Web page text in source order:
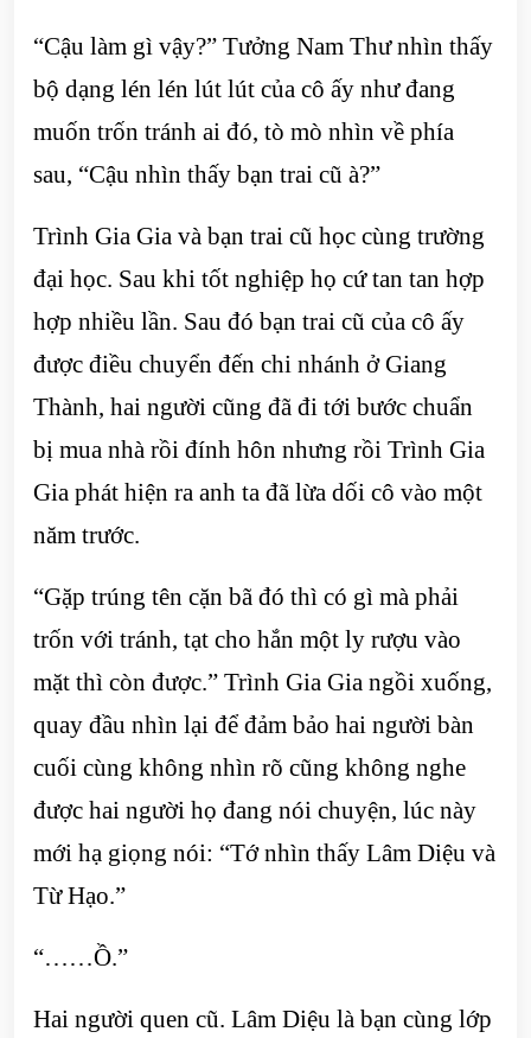
“Cậu làm gì vậy?” Tưởng Nam Thư nhìn thấy
bộ dạng lén lén lút lút của cô ấy như đang
muốn trốn tránh ai đó, tò mò nhìn về phía
sau, “Cậu nhìn thấy bạn trai cũ à?”
Trình Gia Gia và bạn trai cũ học cùng trường
đại học. Sau khi tốt nghiệp họ cứ tan tan hợp
hợp nhiều lần. Sau đó bạn trai cũ của cô ấy
được điều chuyển đến chi nhánh ở Giang
Thành, hai người cũng đã đi tới bước chuẩn
bị mua nhà rồi đính hôn nhưng rồi Trình Gia
Gia phát hiện ra anh ta đã lừa dối cô vào một
năm trước.
“Gặp trúng tên cặn bã đó thì có gì mà phải
trốn với tránh, tạt cho hắn một ly rượu vào
mặt thì còn được.” Trình Gia Gia ngồi xuống,
quay đầu nhìn lại để đảm bảo hai người bàn
cuối cùng không nhìn rõ cũng không nghe
được hai người họ đang nói chuyện, lúc này
mới hạ giọng nói: “Tớ nhìn thấy Lâm Diệu và
Từ Hạo.”
“……Ồ.”
Hai người quen cũ. Lâm Diệu là bạn cùng lớp